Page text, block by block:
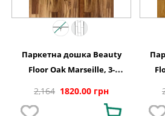
Паркетна дошка Beauty
Floor Oak Marseille, 3-
2,164 1820.00 грн